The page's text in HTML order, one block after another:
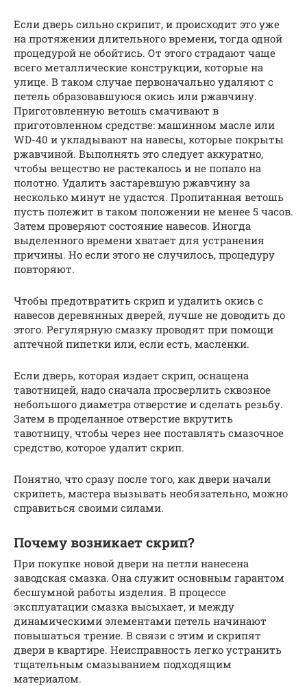
Если дверь сильно скрипит, и происходит это уже
на протяжении длительного времени, тогда одной
процедурой не обойтись. От этого страдают чаще
всего металлические конструкции, которые на
улице. В таком случае первоначально удаляют с
петель образовавшуюся окись или ржавчину.
Приготовленную ветошь смачивают в
приготовленном средстве: машинном масле или
WD-40 и укладывают на навесы, которые покрыты
ржавчиной. Выполнять это следует аккуратно,
чтобы вещество не растекалось и не попало на
полотно. Удалить застаревшую ржавчину за
несколько минут не удастся. Пропитанная ветошь
пусть полежит в таком положении не менее 5 часов.
Затем проверяют состояние навесов. Иногда
выделенного времени хватает для устранения
причины. Но если этого не случилось, процедуру
повторяют.
Чтобы предотвратить скрип и удалить окись с
навесов деревянных дверей, лучше не доводить до
этого. Регулярную смазку проводят при помощи
аптечной пипетки или, если есть, масленки.
Если дверь, которая издает скрип, оснащена
тавотницей, надо сначала просверлить сквозное
небольшого диаметра отверстие и сделать резьбу.
Затем в проделанное отверстие вкрутить
тавотницу, чтобы через нее поставлять смазочное
средство, которое удалит скрип.
Понятно, что сразу после того, как двери начали
скрипеть, мастера вызывать необязательно, можно
справиться своими силами.
Почему возникает скрип?
При покупке новой двери на петли нанесена
заводская смазка. Она служит основным гарантом
бесшумной работы изделия. В процессе
эксплуатации смазка высыхает, и между
динамическими элементами петель начинают
повышаться трение. В связи с этим и скрипят
двери в квартире. Неисправность легко устранить
тщательным смазыванием подходящим
материалом.